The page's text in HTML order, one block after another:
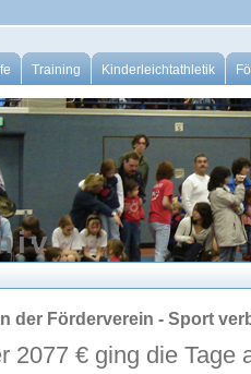
Training Kinderleichtathletik
der Förderverein - Sport
2077 € ging die Tage